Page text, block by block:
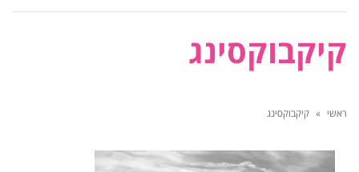
קיקבוקסינג
ראשי » קיקבוקסינג